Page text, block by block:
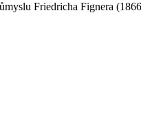
Friedricha Fignera